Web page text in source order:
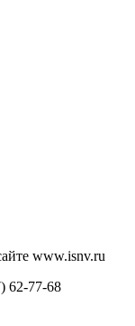
www.isnv.ru
62-77-68